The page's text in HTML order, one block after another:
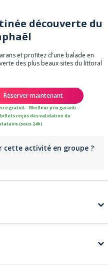
découverte du
et profitez d'une balade en
des plus beaux sites du littoral
Réserver maintenant
gratuit - Meilleur prix garanti -
reçus dès validation du
(sous 24h)
cette activité en groupe ?
des plus beaux sites du littoral